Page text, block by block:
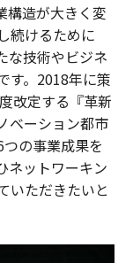
構造が大きく変
続けるために
な技術やビジネ
す。2018年に策
改定する『革新
ベーション都市
の事業成果を
ネットワーキン
いただきたいと